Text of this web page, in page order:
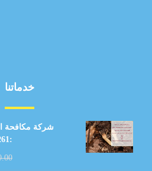
خدماتنا
شركة مكافحة
:0507036261